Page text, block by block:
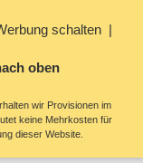
schalten
oben
wir Provisionen im
keine Mehrkosten für
dieser Website.